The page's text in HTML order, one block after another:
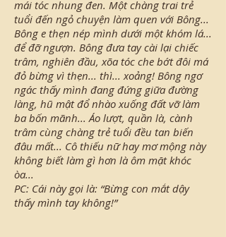
mái tóc nhung đen. Một chàng trai trẻ
tuổi đến ngỏ chuyện làm quen với Bông...
Bông e thẹn nép mình dưới một khóm lá...
để đỡ ngượn. Bông đưa tay cài lại chiếc
trâm, nghiên đầu, xõa tóc che bớt đôi má
đỏ bừng vì thẹn... thì... xoảng! Bông ngơ
ngác thấy mình đang đứng giữa đường
làng, hũ mật đổ nhào xuống đất vỡ làm
ba bốn mãnh... Áo lượt, quần là, cành
trâm cùng chàng trẻ tuổi đều tan biến
đâu mất... Cô thiếu nữ hay mơ mộng này
không biết làm gì hơn là ôm mặt khóc
òa...
PC: Cái này gọi là: “Bừng con mắt dậy
thấy mình tay không!”